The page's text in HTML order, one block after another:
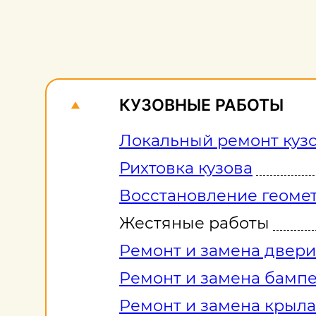
КУЗОВНЫЕ РАБОТЫ
Локальный ремонт
Рихтовка кузова
Восстановление
Жестяные работы
Ремонт и замена двери
Ремонт и замена
Ремонт и замена крыла